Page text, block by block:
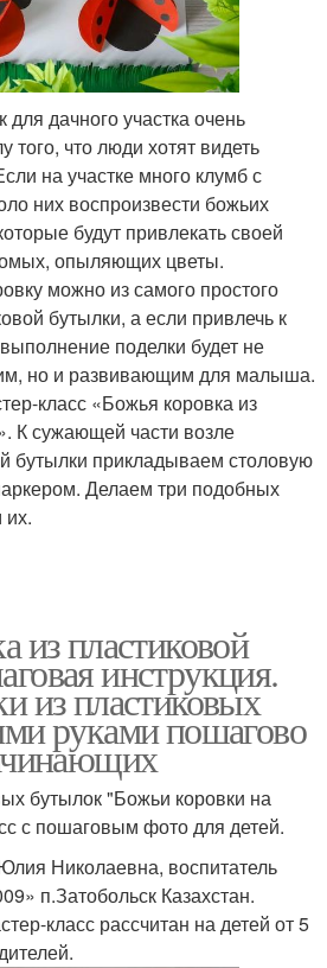
для дачного участка очень
того, что люди хотят видеть
на участке много клумб с
них воспроизвести божьих
будут привлекать своей
опыляющих цветы.
можно из самого простого
бутылки, а если привлечь к
поделки будет не
но и развивающим для малыша.
класс «Божья коровка из
К сужающей части возле
бутылки прикладываем столовую
Делаем три подобных
их.
из пластиковой
инструкция.
из пластиковых
руками пошагово
бутылок "Божьи коровки на
с пошаговым фото для детей.
Николаевна, воспитатель
п.Затобольск Казахстан.
класс рассчитан на детей от 5